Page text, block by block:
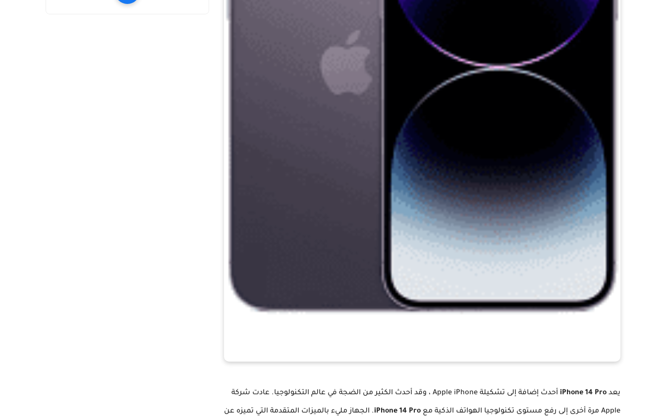
يعد iPhone 14 Pro أحدث إضافة إلى تشكيلة Apple iPhone ، وقد أحدث الكثير من الضجة في عالم التكنولوجيا. عادت شركة
Apple مرة أخرى إلى رفع مستوى تكنولوجيا الهواتف الذكية مع iPhone 14 Pro. الجهاز مليء بالميزات المتقدمة التي تميزه عن